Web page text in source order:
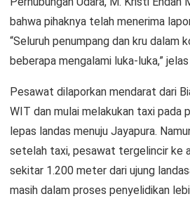
bahwa pihaknya telah menerima
“Seluruh penumpang dan kru dalam
beberapa mengalami luka-luka,”
Pesawat dilaporkan mendarat dari
WIT dan mulai melakukan taxi pada
lepas landas menuju Jayapura.
setelah taxi, pesawat tergelincir ke
sekitar 1.200 meter dari ujung
masih dalam proses penyelidikan